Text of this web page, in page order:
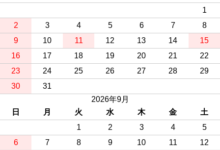
1
2
3 4 5 6 7
8
9
10 11 12 13 14
15
16
17 18 19 20 21
22
23
24 25 26 27 28
29
30
31
2026年9月
日
月 火 水 木 金
土
1
2 3 4
5
6
7 8 9 10 11
12